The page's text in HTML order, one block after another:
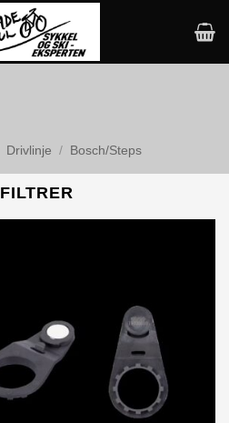
Drivlinje / Bosch/Steps
FILTRER